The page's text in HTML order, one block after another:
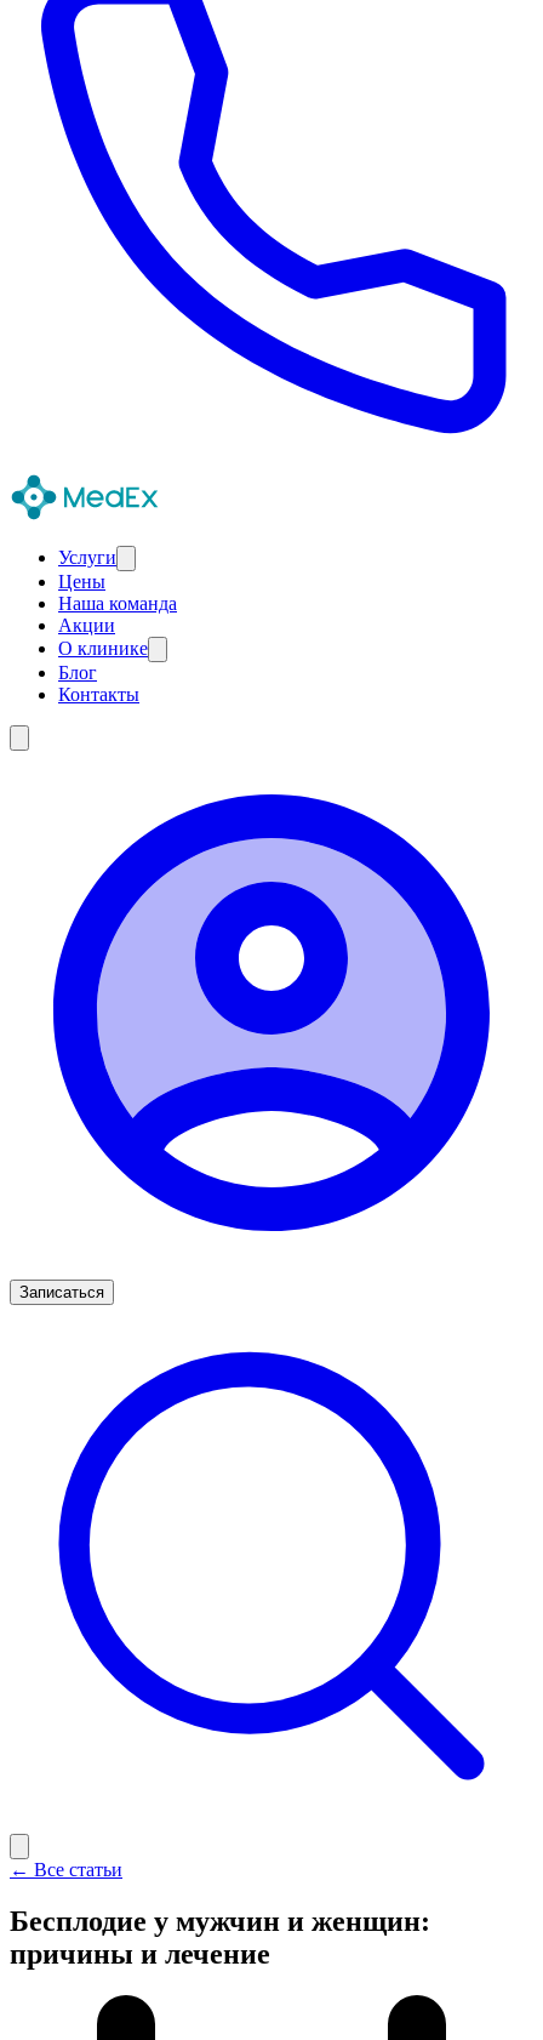
Услуги
Цены
Наша команда
Акции
О клинике
Блог
Контакты
Записаться
← Все статьи
Бесплодие у мужчин и женщин:
причины и лечение